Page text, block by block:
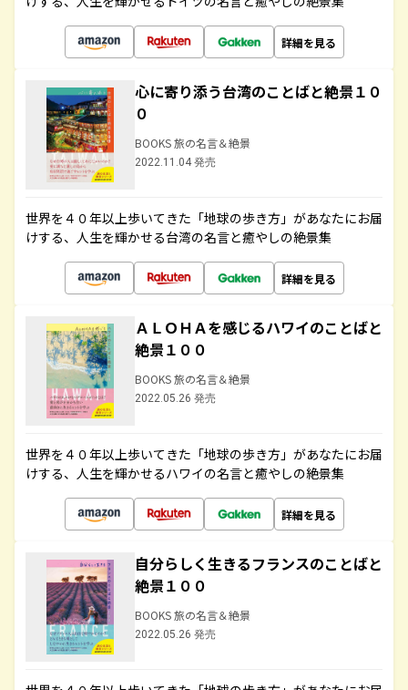
詳細を見る
心に寄り添う台湾のことばと絶景１０
０
BOOKS 旅の名言＆絶景
2022.11.04 発売
世界を４０年以上歩いてきた「地球の歩き方」があなたにお届
けする、人生を輝かせる台湾の名言と癒やしの絶景集
詳細を見る
ＡＬＯＨＡを感じるハワイのことばと
絶景１００
BOOKS 旅の名言＆絶景
2022.05.26 発売
世界を４０年以上歩いてきた「地球の歩き方」があなたにお届
けする、人生を輝かせるハワイの名言と癒やしの絶景集
詳細を見る
自分らしく生きるフランスのことばと
絶景１００
BOOKS 旅の名言＆絶景
2022.05.26 発売